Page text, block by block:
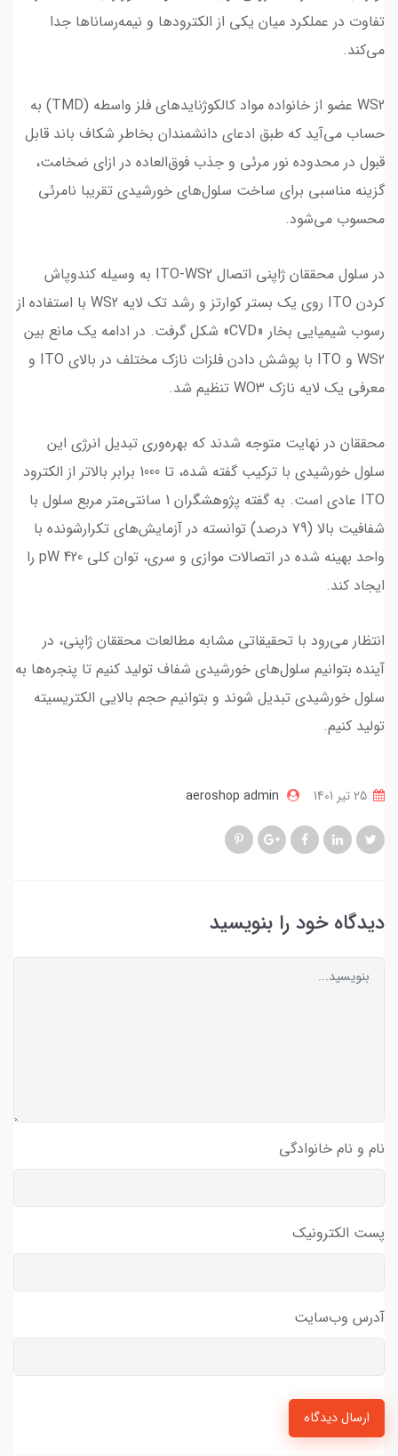
تفاوت در عملکرد میان یکی از الکترودها و نیمه‌رساناها جدا
می‌کند.
WS2 عضو از خانواده مواد کالکوژنایدهای فلز واسطه (TMD) به
حساب می‌آید که طبق ادعای دانشمندان بخاطر شکاف باند قابل
قبول در محدوده نور مرئی و جذب فوق‌العاده در ازای ضخامت،
گزینه مناسبی برای ساخت سلول‌های خورشیدی تقریبا نامرئی
محسوب می‌شود.
در سلول محققان ژاپنی اتصال ITO-WS2 به وسیله کندوپاش
کردن ITO روی یک بستر کوارتز و رشد تک لایه WS2 با استفاده از
رسوب شیمیایی بخار «CVD» شکل گرفت. در ادامه یک مانع بین
WS2 و ITO با پوشش دادن فلزات نازک مختلف در بالای ITO و
معرفی یک لایه نازک WO3 تنظیم شد.
محققان در نهایت متوجه شدند که بهره‌وری تبدیل انرژی این
سلول خورشیدی با ترکیب گفته شده، تا 1000 برابر بالاتر از الکترود
ITO عادی است. به گفته پژوهشگران 1 سانتی‌متر مربع سلول با
شفافیت بالا (79 درصد) توانسته در آزمایش‌های تکرارشونده با
واحد بهینه‌ شده در اتصالات موازی و سری، توان کلی 420 pW را
ایجاد کند.
انتظار می‌رود با تحقیقاتی مشابه مطالعات محققان ژاپنی، در
آینده بتوانیم سلول‌های خورشیدی شفاف تولید کنیم تا پنجره‌ها به
سلول خورشیدی تبدیل شوند و بتوانیم حجم بالایی الکتریسیته
تولید کنیم.
aeroshop admin
دیدگاه خود را بنویسید
نام و نام خانوادگی
پست الکترونیک
آدرس وب‌سایت
ارسال دیدگاه